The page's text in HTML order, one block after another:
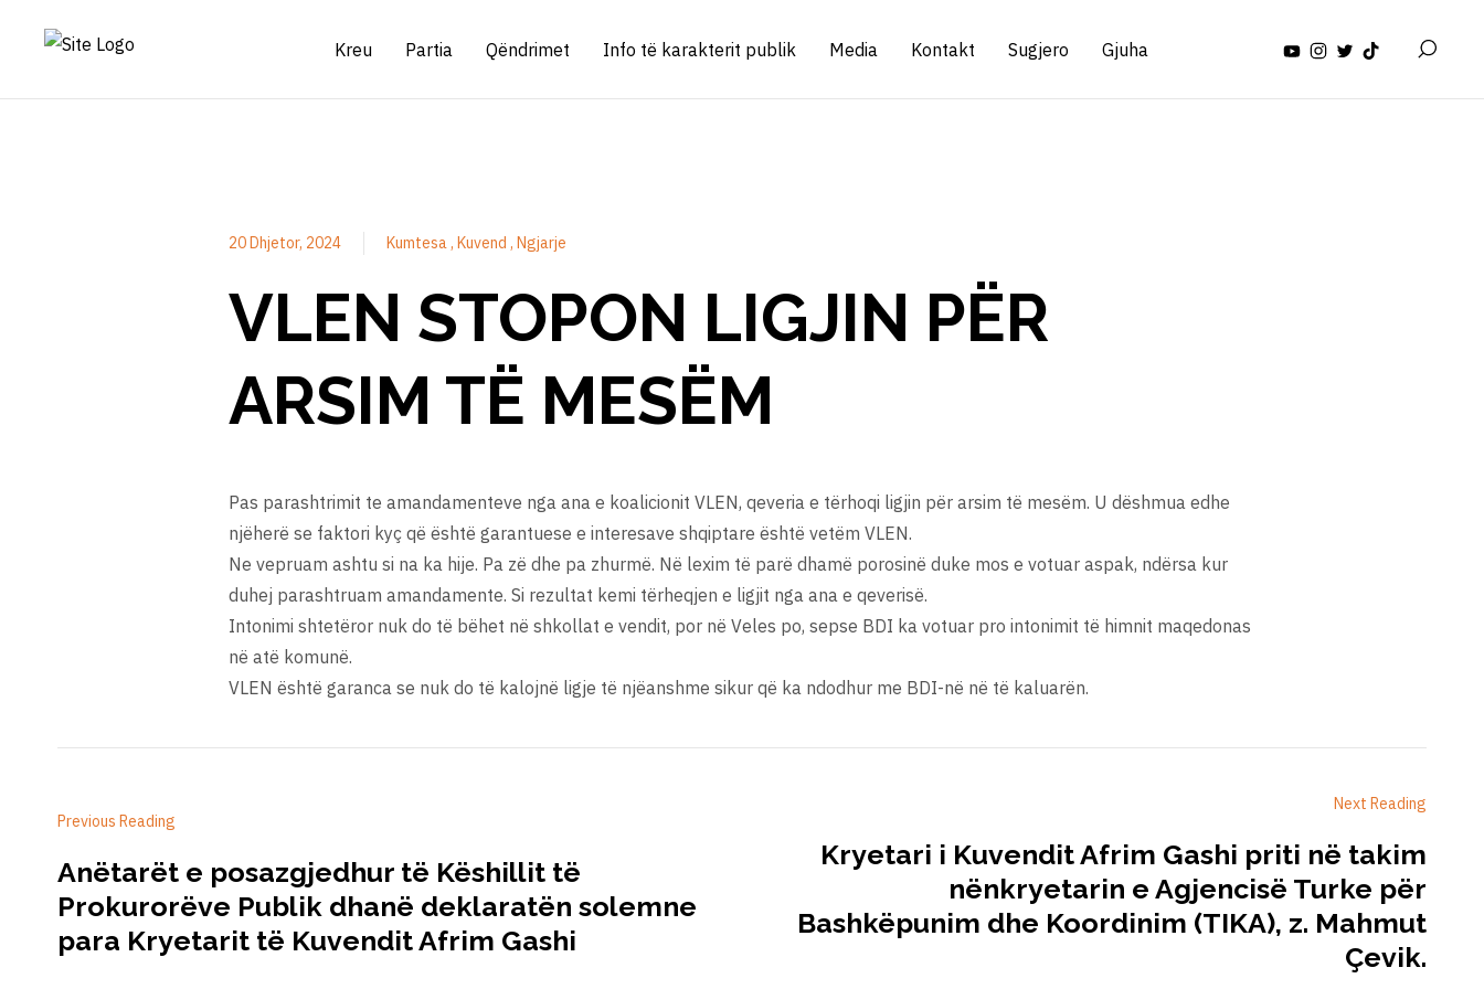
Kreu Partia Qëndrimet Info të karakterit publik Media Kontakt Sugjero Gjuha
20 Dhjetor, 2024 Kumtesa Kuvend Ngjarje
VLEN STOPON LIGJIN PËR
ARSIM TË MESËM
Pas parashtrimit te amandamenteve nga ana e koalicionit VLEN, qeveria e tërhoqi ligjin për arsim të mesëm. U dëshmua edhe
njëherë se faktori kyç që është garantuese e interesave shqiptare është vetëm VLEN.
Ne vepruam ashtu si na ka hije. Pa zë dhe pa zhurmë. Në lexim të parë dhamë porosinë duke mos e votuar aspak, ndërsa kur
duhej parashtruam amandamente. Si rezultat kemi tërheqjen e ligjit nga ana e qeverisë.
Intonimi shtetëror nuk do të bëhet në shkollat e vendit, por në Veles po, sepse BDI ka votuar pro intonimit të himnit maqedonas
në atë komunë.
VLEN është garanca se nuk do të kalojnë ligje të njëanshme sikur që ka ndodhur me BDI-në në të kaluarën.
Previous Reading
Anëtarët e posazgjedhur të Këshillit të
Prokurorëve Publik dhanë deklaratën solemne
para Kryetarit të Kuvendit Afrim Gashi
Next Reading
Kryetari i Kuvendit Afrim Gashi priti në takim
nënkryetarin e Agjencisë Turke për
Bashkëpunim dhe Koordinim (TIKA), z. Mahmut
Çevik.